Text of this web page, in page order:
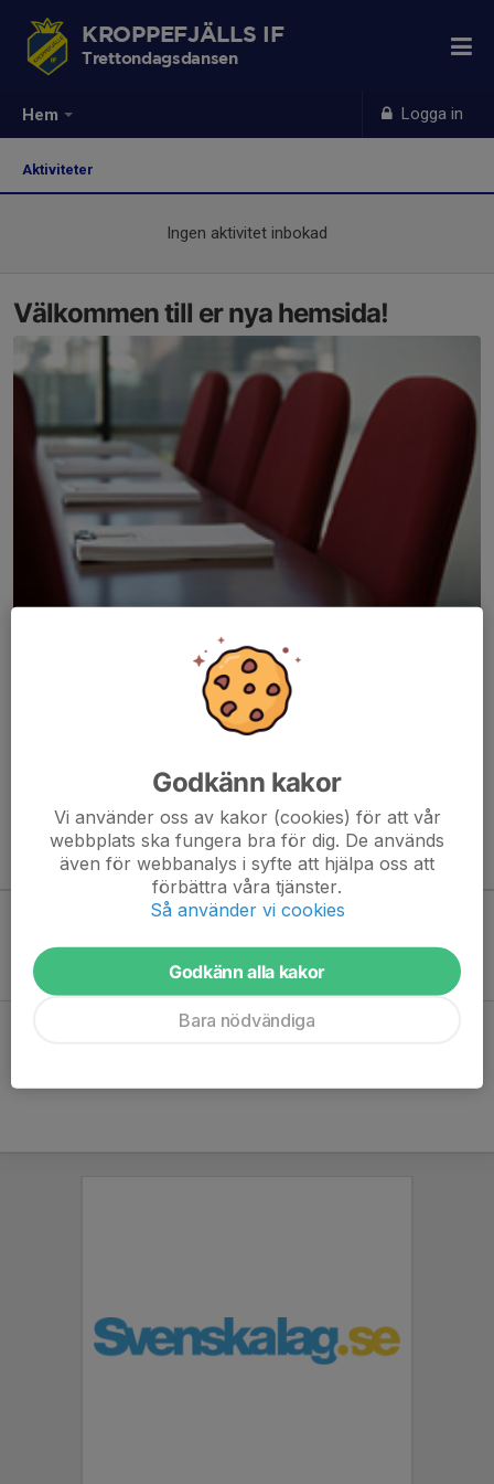
Hem Logga in
KROPPEFJÄLLS IF
Trettondagsdansen
Aktiviteter
Ingen aktivitet inbokad
Välkommen till er nya hemsida!
Här hamnar automatiskt de senaste nyheterna på hemsidan. För
att kunna börja administrera hemsidan loggar du in högst upp till
Kommande aktiviteter
Inga aktiviteter inbokade
Godkänn kakor
Vi använder oss av kakor (cookies) för att vår
webbplats ska fungera bra för dig. De används
även för webbanalys i syfte att hjälpa oss att
förbättra våra tjänster.
Så använder vi cookies
Godkänn alla kakor
Bara nödvändiga